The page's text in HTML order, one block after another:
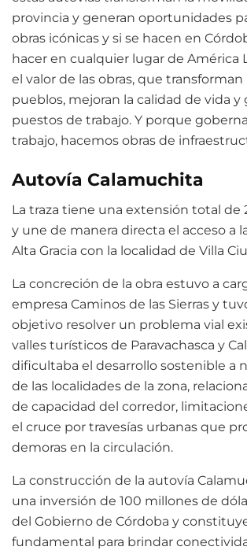
provincia y generan oportunidades
obras icónicas y si se hacen en
hacer en cualquier lugar de América
el valor de las obras, que transforman
pueblos, mejoran la calidad de vida y
puestos de trabajo. Y porque
trabajo, hacemos obras de
Autovía Calamuchita
La traza tiene una extensión total de
y une de manera directa el acceso a
Alta Gracia con la localidad de Villa
La concreción de la obra estuvo a
empresa Caminos de las Sierras y
objetivo resolver un problema vial
valles turísticos de Paravachasca y
dificultaba el desarrollo sostenible a
de las localidades de la zona,
de capacidad del corredor,
el cruce por travesías urbanas que
demoras en la circulación.
La construcción de la autovía
una inversión de 100 millones de
del Gobierno de Córdoba y
fundamental para brindar